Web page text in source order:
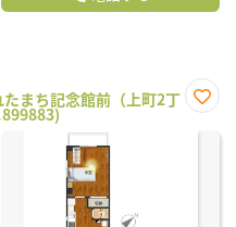
まち記念館前（上町2丁
に入